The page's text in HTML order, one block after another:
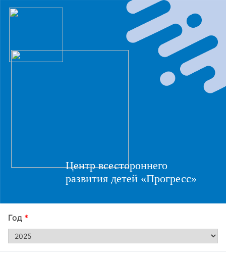
Центр всестороннего
развития детей «Прогресс»
Год *